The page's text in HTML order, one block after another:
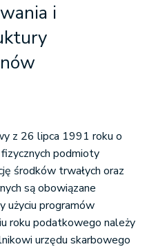
i
z 26 lipca 1991 roku o
podmioty
środków trwałych oraz
są obowiązane
użyciu programów
roku podatkowego należy
urzędu skarbowego